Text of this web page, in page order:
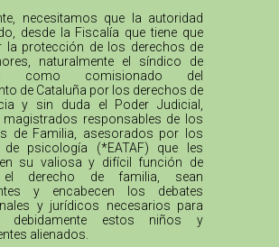
necesitamos que la autoridad
desde la Fiscalía que tiene que
la protección de los derechos de
naturalmente el síndico de
como comisionado del
de Cataluña por los derechos de
y sin duda el Poder Judicial,
magistrados responsables de los
de Familia, asesorados por los
de psicología (*EATAF) que les
su valiosa y difícil función de
el derecho de familia, sean
y encabecen los debates
y jurídicos necesarios para
debidamente estos niños y
alienados.